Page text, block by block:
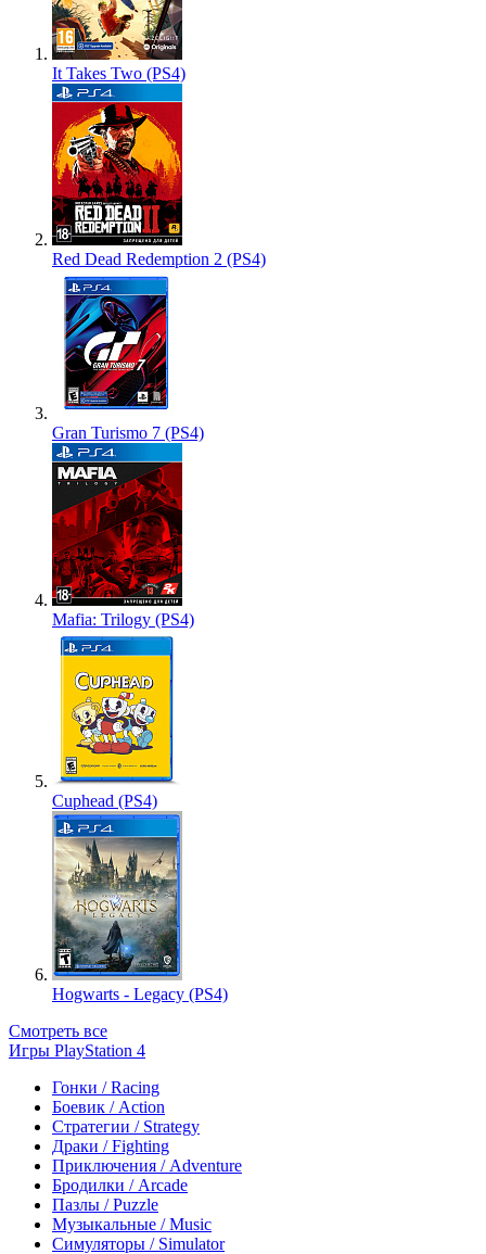
It Takes Two (PS4)
Red Dead Redemption 2 (PS4)
Gran Turismo 7 (PS4)
Mafia: Trilogy (PS4)
Cuphead (PS4)
Hogwarts - Legacy (PS4)
Смотреть все
Игры PlayStation 4
Гонки / Racing
Боевик / Action
Стратегии / Strategy
Драки / Fighting
Приключения / Adventure
Бродилки / Arcade
Пазлы / Puzzle
Музыкальные / Music
Симуляторы / Simulator